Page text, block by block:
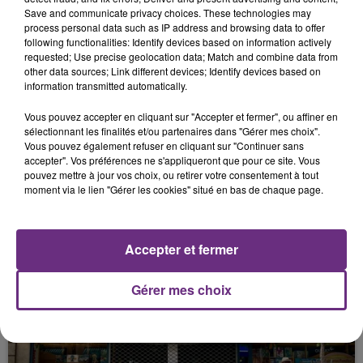
FIL D'ACTUS
LA CENTRALE NUCLÉAIRE DE CHOOZ
nucléaire ardennaise est à l'arrêt. Une situation
justifiée par la sécheresse intense qui est toujours
Save and communicate privacy choices. These technologies may
process personal data such as IP address and browsing data to offer
following functionalities: Identify devices based on information actively
requested; Use precise geolocation data; Match and combine data from
other data sources; Link different devices; Identify devices based on
information transmitted automatically.
Vous pouvez accepter en cliquant sur "Accepter et fermer", ou affiner en
sélectionnant les finalités et/ou partenaires dans "Gérer mes choix".
Vous pouvez également refuser en cliquant sur "Continuer sans
accepter". Vos préférences ne s'appliqueront que pour ce site. Vous
pouvez mettre à jour vos choix, ou retirer votre consentement à tout
moment via le lien "Gérer les cookies" situé en bas de chaque page.
Gérer mes choix
Accepter et fermer